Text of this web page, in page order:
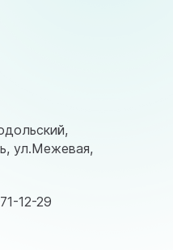
ул.Межевая,
12-29